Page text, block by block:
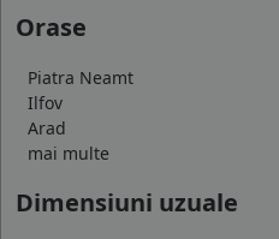
Orase
Piatra Neamt
Ilfov
Arad
mai multe
Dimensiuni uzuale